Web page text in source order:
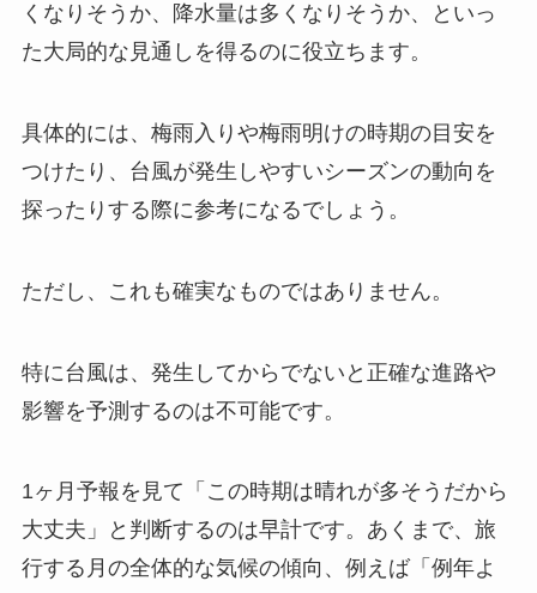
くなりそうか、降水量は多くなりそうか、といっ
た大局的な見通しを得るのに役立ちます。
具体的には、梅雨入りや梅雨明けの時期の目安を
つけたり、台風が発生しやすいシーズンの動向を
探ったりする際に参考になるでしょう。
ただし、これも確実なものではありません。
特に台風は、発生してからでないと正確な進路や
影響を予測するのは不可能です。
1ヶ月予報を見て「この時期は晴れが多そうだから
大丈夫」と判断するのは早計です。あくまで、旅
行する月の全体的な気候の傾向、例えば「例年よ